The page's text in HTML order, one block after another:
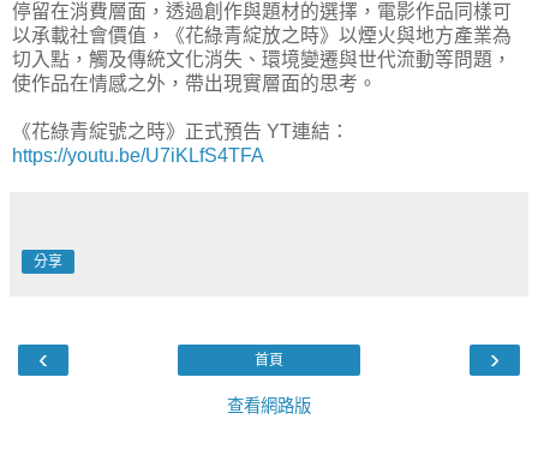
停留在消費層面，透過創作與題材的選擇，電影作品同樣可
以承載社會價值，《花綠青綻放之時》以煙火與地方產業為
切入點，觸及傳統文化消失、環境變遷與世代流動等問題，
使作品在情感之外，帶出現實層面的思考。
《花綠青綻號之時》正式預告 YT連結：
https://youtu.be/U7iKLfS4TFA
分享
‹ ›
首頁
查看網路版